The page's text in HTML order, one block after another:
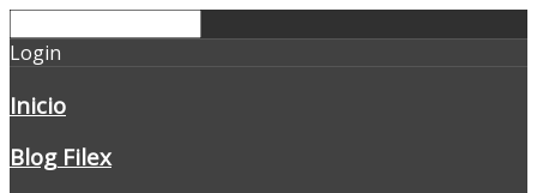
Login
Inicio
Blog Filex